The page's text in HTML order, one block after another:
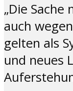
„Die
auch
gelten als
und neues